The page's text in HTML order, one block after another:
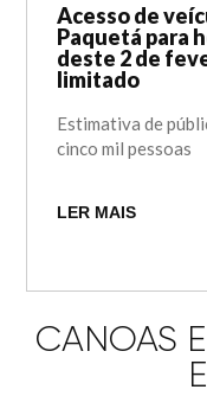
Acesso de
Paquetá para
deste 2 de
limitado
Estimativa de
cinco mil pessoas
LER MAIS
CANOAS